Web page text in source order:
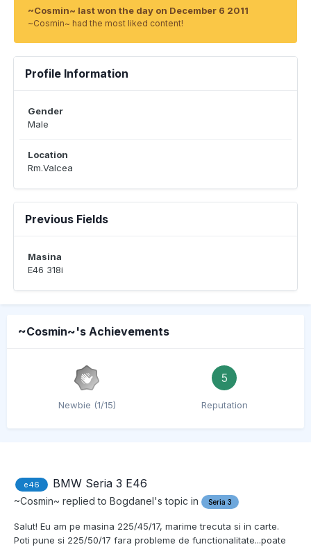
~Cosmin~ last won the day on December 6 2011
~Cosmin~ had the most liked content!
Profile Information
Gender
Male
Location
Rm.Valcea
Previous Fields
Masina
E46 318i
~Cosmin~'s Achievements
Newbie (1/15)
5
Reputation
e46 BMW Seria 3 E46
~Cosmin~ replied to Bogdanel's topic in Seria 3
Salut! Eu am pe masina 225/45/17, marime trecuta si in carte.
Poti pune si 225/50/17 fara probleme de functionalitate...poate